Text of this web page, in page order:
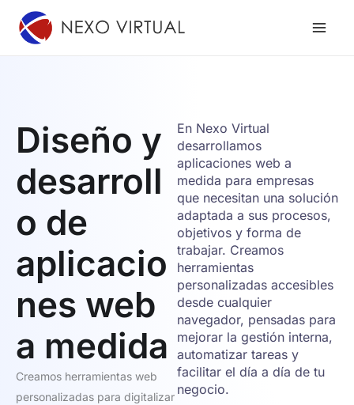
Diseño y
desarroll
o de
aplicacio
nes web
a medida
Creamos herramientas web
personalizadas para digitalizar
En Nexo Virtual
desarrollamos
aplicaciones web a
medida para empresas
que necesitan una solución
adaptada a sus procesos,
objetivos y forma de
trabajar. Creamos
herramientas
personalizadas accesibles
desde cualquier
navegador, pensadas para
mejorar la gestión interna,
automatizar tareas y
facilitar el día a día de tu
negocio.